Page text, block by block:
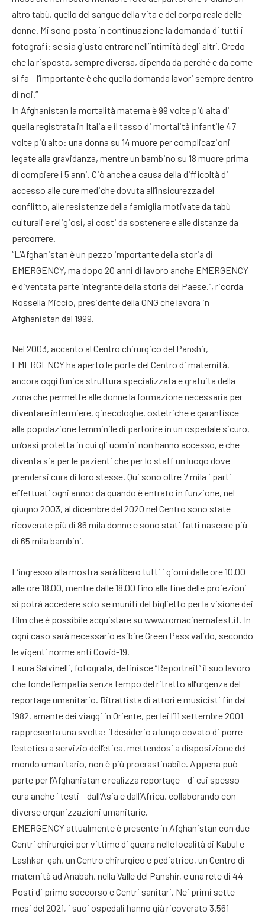
altro tabù, quello del sangue della vita e del corpo reale delle
donne. Mi sono posta in continuazione la domanda di tutti i
fotografi: se sia giusto entrare nell’intimità degli altri. Credo
che la risposta, sempre diversa, dipenda da perché e da come
si fa – l’importante è che quella domanda lavori sempre dentro
di noi.”
In Afghanistan la mortalità materna è 99 volte più alta di
quella registrata in Italia e il tasso di mortalità infantile 47
volte più alto: una donna su 14 muore per complicazioni
legate alla gravidanza, mentre un bambino su 18 muore prima
di compiere i 5 anni. Ciò anche a causa della difficoltà di
accesso alle cure mediche dovuta all’insicurezza del
conflitto, alle resistenze della famiglia motivate da tabù
culturali e religiosi, ai costi da sostenere e alle distanze da
percorrere.
“L’Afghanistan è un pezzo importante della storia di
EMERGENCY, ma dopo 20 anni di lavoro anche EMERGENCY
è diventata parte integrante della storia del Paese.”, ricorda
Rossella Miccio, presidente della ONG che lavora in
Afghanistan dal 1999.
Nel 2003, accanto al Centro chirurgico del Panshir,
EMERGENCY ha aperto le porte del Centro di maternità,
ancora oggi l’unica struttura specializzata e gratuita della
zona che permette alle donne la formazione necessaria per
diventare infermiere, ginecologhe, ostetriche e garantisce
alla popolazione femminile di partorire in un ospedale sicuro,
un’oasi protetta in cui gli uomini non hanno accesso, e che
diventa sia per le pazienti che per lo staff un luogo dove
prendersi cura di loro stesse. Qui sono oltre 7 mila i parti
effettuati ogni anno: da quando è entrato in funzione, nel
giugno 2003, al dicembre del 2020 nel Centro sono state
ricoverate più di 86 mila donne e sono stati fatti nascere più
di 65 mila bambini.
L’ingresso alla mostra sarà libero tutti i giorni dalle ore 10.00
alle ore 18.00, mentre dalle 18.00 fino alla fine delle proiezioni
si potrà accedere solo se muniti del biglietto per la visione dei
film che è possibile acquistare su www.romacinemafest.it. In
ogni caso sarà necessario esibire Green Pass valido, secondo
le vigenti norme anti Covid-19.
Laura Salvinelli, fotografa, definisce “Reportrait” il suo lavoro
che fonde l’empatia senza tempo del ritratto all’urgenza del
reportage umanitario. Ritrattista di attori e musicisti fin dal
1982, amante dei viaggi in Oriente, per lei l’11 settembre 2001
rappresenta una svolta: il desiderio a lungo covato di porre
l’estetica a servizio dell’etica, mettendosi a disposizione del
mondo umanitario, non è più procrastinabile. Appena può
parte per l’Afghanistan e realizza reportage – di cui spesso
cura anche i testi – dall’Asia e dall’Africa, collaborando con
diverse organizzazioni umanitarie.
EMERGENCY attualmente è presente in Afghanistan con due
Centri chirurgici per vittime di guerra nelle località di Kabul e
Lashkar-gah, un Centro chirurgico e pediatrico, un Centro di
maternità ad Anabah, nella Valle del Panshir, e una rete di 44
Posti di primo soccorso e Centri sanitari. Nei primi sette
mesi del 2021, i suoi ospedali hanno già ricoverato 3.561